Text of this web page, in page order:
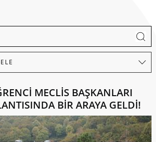
MECLİS BAŞKANLARI
BİR ARAYA GELDİ!